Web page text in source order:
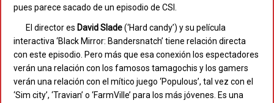
pues parece sacado de un episodio de CSI.
El director es David Slade(‘Hard candy’) y su película
interactiva ‘Black Mirror: Bandersnatch’ tiene relación directa
con este episodio. Pero más que esa conexión los espectadores
verán una relación con los famosos tamagochis y los gamers
verán una relación con el mítico juego ‘Populous’, tal vez con el
‘Sim city’, ‘Travian’ o ‘FarmVille’ para los más jóvenes. Es una